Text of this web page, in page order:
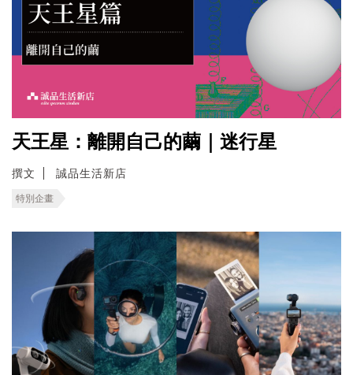
天王星：離開自己的繭｜迷行星
撰文 誠品生活新店
特別企畫